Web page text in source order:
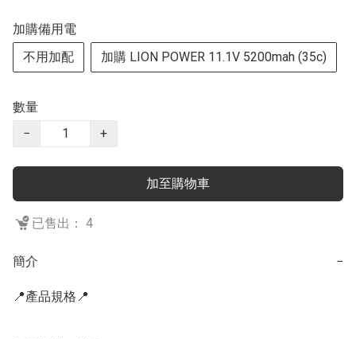
加購備用電
不用加配
加購 LION POWER 11.1V 5200mah (35c)
數量
−
+
加至購物車
已售出： 4
簡介 −
📍產品規格📍